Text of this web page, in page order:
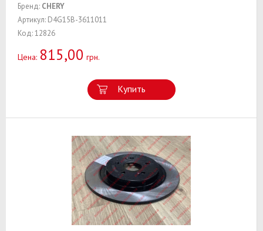
Бренд: CHERY
Артикул: D4G15B-3611011
Код: 12826
Цена: 815,00 грн.
Купить